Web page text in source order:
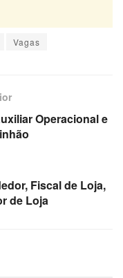
Vagas
Operacional e
Fiscal de Loja,
de Loja